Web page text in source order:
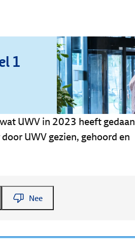
1
UWV in 2023 heeft gedaan
UWV gezien, gehoord en
Nee